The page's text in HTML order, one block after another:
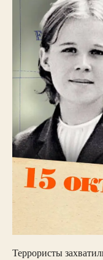
Террористы